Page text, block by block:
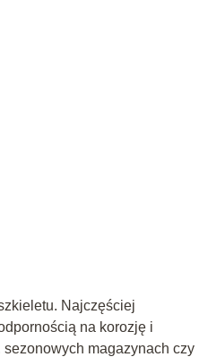
Najczęściej
na korozję i
magazynach czy